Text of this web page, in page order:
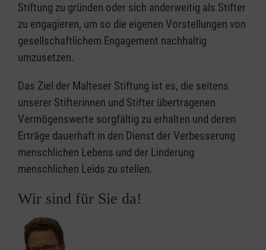
Stiftung zu gründen oder sich anderweitig als Stifter
zu engagieren, um so die eigenen Vorstellungen von
gesellschaftlichem Engagement nachhaltig
umzusetzen.
Das Ziel der Malteser Stiftung ist es, die seitens
unserer Stifterinnen und Stifter übertragenen
Vermögenswerte sorgfältig zu erhalten und deren
Erträge dauerhaft in den Dienst der Verbesserung
menschlichen Lebens und der Linderung
menschlichen Leids zu stellen.
Wir sind für Sie da!